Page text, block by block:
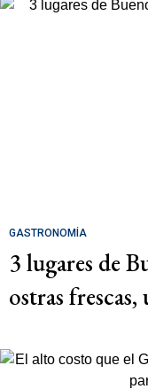
GASTRONOMÍA
3 lugares de
ostras